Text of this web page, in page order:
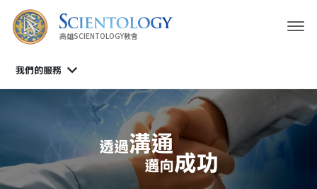
高雄SCIENTOLOGY教會
我們的服務